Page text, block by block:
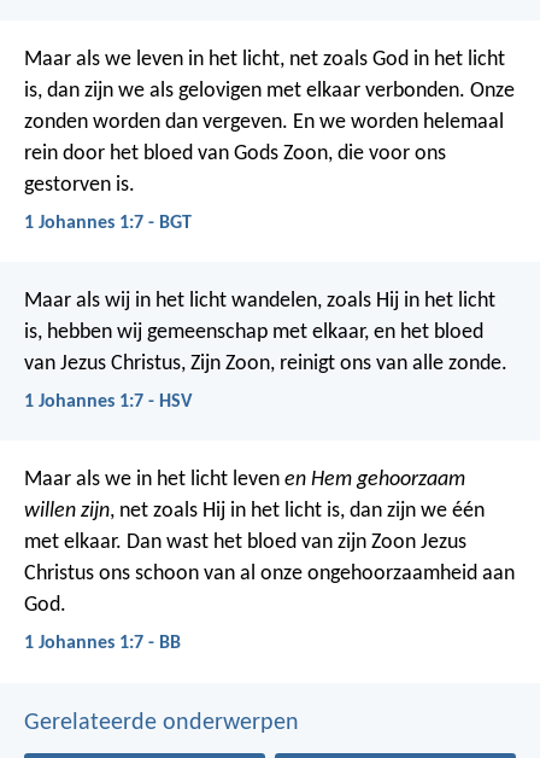
Maar als we leven in het licht, net zoals God in het licht
is, dan zijn we als gelovigen met elkaar verbonden. Onze
zonden worden dan vergeven. En we worden helemaal
rein door het bloed van Gods Zoon, die voor ons
gestorven is.
1 Johannes 1:7 - BGT
Maar als wij in het licht wandelen, zoals Hij in het licht
is, hebben wij gemeenschap met elkaar, en het bloed
van Jezus Christus, Zijn Zoon, reinigt ons van alle zonde.
1 Johannes 1:7 - HSV
Maar als we in het licht leven en Hem gehoorzaam
willen zijn, net zoals Hij in het licht is, dan zijn we één
met elkaar. Dan wast het bloed van zijn Zoon Jezus
Christus ons schoon van al onze ongehoorzaamheid aan
God.
1 Johannes 1:7 - BB
Gerelateerde onderwerpen